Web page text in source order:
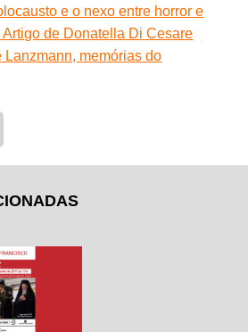
e o nexo entre horror e
Artigo de Donatella Di Cesare
Lanzmann, memórias do